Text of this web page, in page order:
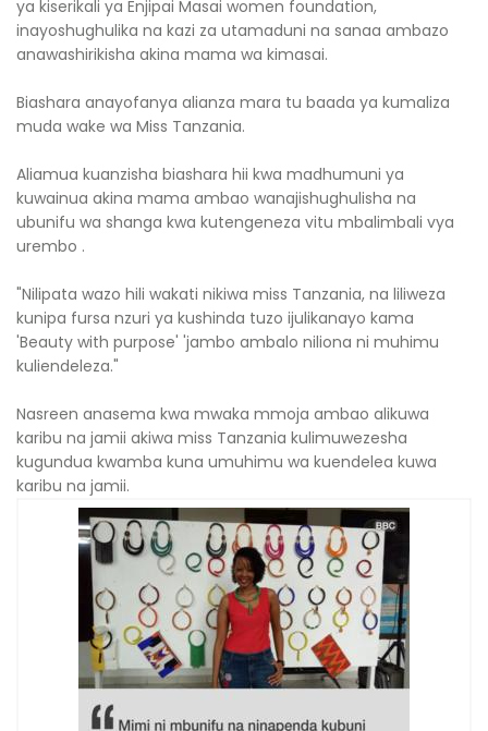
ya kiserikali ya Enjipai Masai women foundation,
inayoshughulika na kazi za utamaduni na sanaa ambazo
anawashirikisha akina mama wa kimasai.
Biashara anayofanya alianza mara tu baada ya kumaliza
muda wake wa Miss Tanzania.
Aliamua kuanzisha biashara hii kwa madhumuni ya
kuwainua akina mama ambao wanajishughulisha na
ubunifu wa shanga kwa kutengeneza vitu mbalimbali vya
urembo .
"Nilipata wazo hili wakati nikiwa miss Tanzania, na liliweza
kunipa fursa nzuri ya kushinda tuzo ijulikanayo kama
'Beauty with purpose' 'jambo ambalo niliona ni muhimu
kuliendeleza."
Nasreen anasema kwa mwaka mmoja ambao alikuwa
karibu na jamii akiwa miss Tanzania kulimuwezesha
kugundua kwamba kuna umuhimu wa kuendelea kuwa
karibu na jamii.